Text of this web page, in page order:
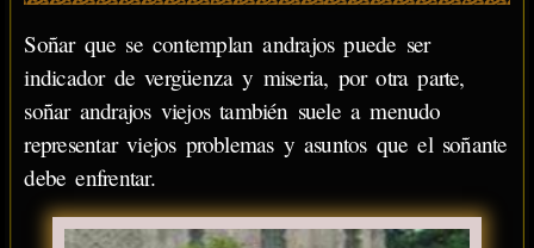
Soñar que se contemplan andrajos puede ser
indicador de vergüenza y miseria, por otra parte,
soñar andrajos viejos también suele a menudo
representar viejos problemas y asuntos que el soñante
debe enfrentar.